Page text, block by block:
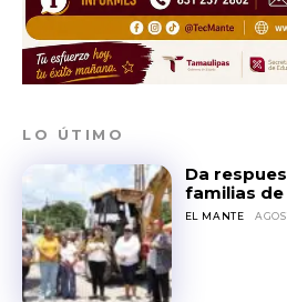
LO ÚTIMO
Da
familias de
EL MANTE